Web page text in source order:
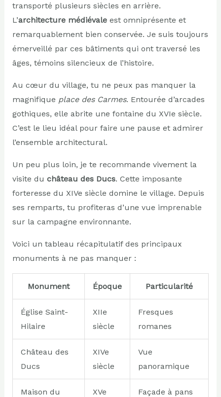
transporté plusieurs siècles en arrière.
L’architecture médiévaleest omniprésente et
remarquablement bien conservée. Je suis toujours
émerveillé par ces bâtiments qui ont traversé les
âges, témoins silencieux de l’histoire.
Au cœur du village, tu ne peux pas manquer la
magnifique place des Carmes. Entourée d’arcades
gothiques, elle abrite une fontaine du XVIe siècle.
C’est le lieu idéal pour faire une pause et admirer
l’ensemble architectural.
Un peu plus loin, je te recommande vivement la
visite du château des Ducs. Cette imposante
forteresse du XIVe siècle domine le village. Depuis
ses remparts, tu profiteras d’une vue imprenable
sur la campagne environnante.
Voici un tableau récapitulatif des principaux
monuments à ne pas manquer :
Monument Époque Particularité
Église Saint-
Hilaire
XIIe
siècle
Fresques
romanes
Château des
Ducs
XIVe
siècle
Vue
panoramique
Maison du
XVe
Façade à pans